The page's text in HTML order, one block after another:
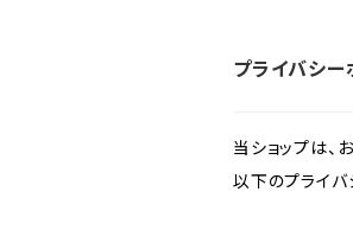
プライバシー
当ショップは、
以下のプライバ